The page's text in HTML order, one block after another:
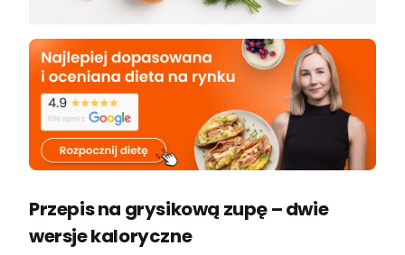
Przepis na grysikową zupę – dwie
wersje kaloryczne